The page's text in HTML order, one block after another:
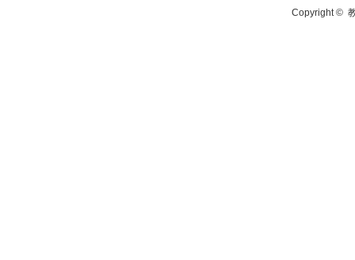
Copyright ©